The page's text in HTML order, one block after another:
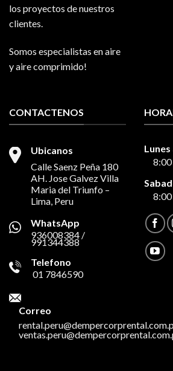
los proyectos de nuestros
clientes.
Somos especialistas en aire
y aire comprimido!
CONTACTENOS
Ubicanos
Calle Saenz Peña 180
AH. Jose Galvez Villa
Maria del Triunfo –
Lima, Peru
WhatsApp
936008384 /
991344388
Telefono
01 7846590
Correo
Lunes
8:00
8:00